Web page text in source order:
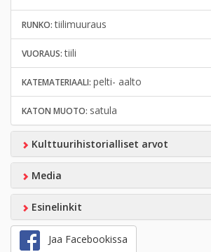
RUNKO:tiilimuuraus
VUORAUS:tiili
KATEMATERIAALI: pelti- aalto
KATON MUOTO: satula
Kulttuurihistorialliset arvot
Media
Esinelinkit
Jaa Facebookissa